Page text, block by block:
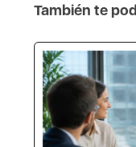
También te